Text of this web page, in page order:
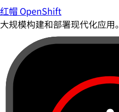
红帽 OpenShift
大规模构建和部署现代化应用。